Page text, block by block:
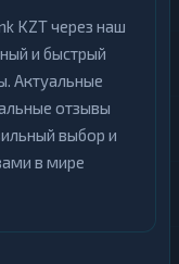
KZT через наш
и быстрый
Актуальные
отзывы
выбор и
в мире